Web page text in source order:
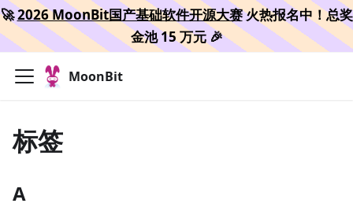
🚀2026 MoonBit国产基础软件开源大赛火热报名中！总奖
金池 15 万元 🎉
MoonBit
标签
A